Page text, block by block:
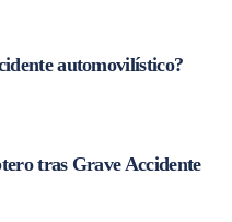
automovilístico?
tras Grave Accidente